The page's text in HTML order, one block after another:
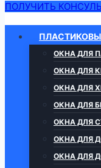
ПОЛУЧИТЬ
ОКНА ДЛЯ
ОКНА ДЛЯ
ОКНА ДЛЯ
ОКНА ДЛЯ
ОКНА ДЛЯ
ОКНА ДЛЯ
ОКНА ДЛЯ